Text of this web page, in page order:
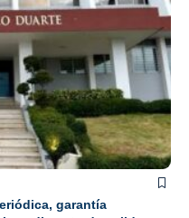
garantía